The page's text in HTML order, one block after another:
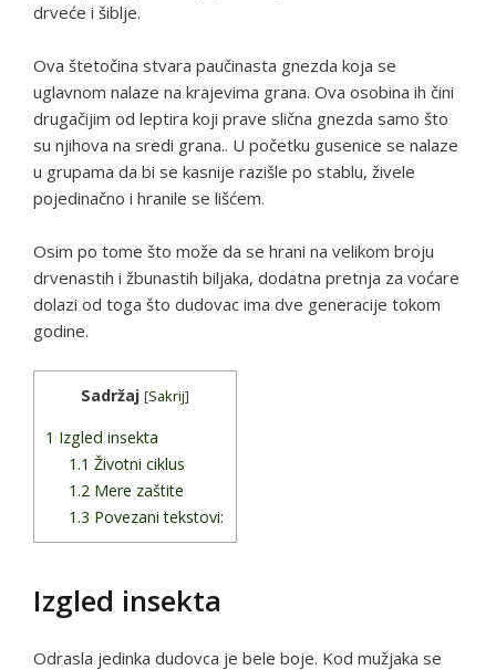
drveće i šiblje.
Ova štetočina stvara paučinasta gnezda koja se
uglavnom nalaze na krajevima grana. Ova osobina ih čini
drugačijim od leptira koji prave slična gnezda samo što
su njihova na sredi grana.. U početku gusenice se nalaze
u grupama da bi se kasnije razišle po stablu, živele
pojedinačno i hranile se lišćem.
Osim po tome što može da se hrani na velikom broju
drvenastih i žbunastih biljaka, dodatna pretnja za voćare
dolazi od toga što dudovac ima dve generacije tokom
godine.
Sadržaj [Sakrij]
1 Izgled insekta
1.1 Životni ciklus
1.2 Mere zaštite
1.3 Povezani tekstovi:
Izgled insekta
Odrasla jedinka dudovca je bele boje. Kod mužjaka se